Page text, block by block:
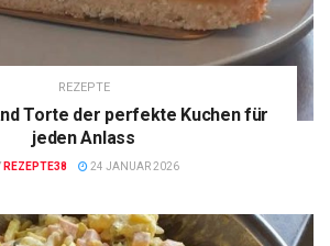
REZEPTE
Torte der perfekte Kuchen für
jeden Anlass
REZEPTE38 24 JANUAR 2026